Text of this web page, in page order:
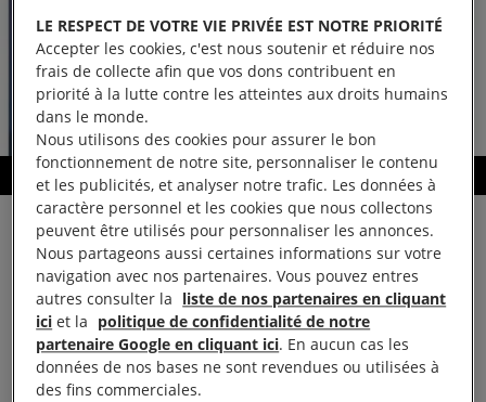
Affiche du film Watani
Le 15 mars prochain marquera les 6 ans du début
du conflit en Syrie. À cette occasion, du 13 au 18
mars, Amnesty International organise et participe à
différents temps forts de sensibilisation et de
mobilisation en soutien à la population syrienne
victime du conflit.
LE RESPECT DE VOTRE VIE PRIVÉE EST NOTRE PRIORITÉ
Accepter les cookies, c'est nous soutenir et réduire nos
frais de collecte afin que vos dons contribuent en
priorité à la lutte contre les atteintes aux droits humains
dans le monde.
Nous utilisons des cookies pour assurer le bon
fonctionnement de notre site, personnaliser le contenu
et les publicités, et analyser notre trafic. Les données à
caractère personnel et les cookies que nous collectons
peuvent être utilisés pour personnaliser les annonces.
Nous partageons aussi certaines informations sur votre
navigation avec nos partenaires. Vous pouvez entres
autres consulter la liste de nos partenaires en cliquant
ici et la politique de confidentialité de notre
partenaire Google en cliquant ici. En aucun cas les
données de nos bases ne sont revendues ou utilisées à
des fins commerciales.